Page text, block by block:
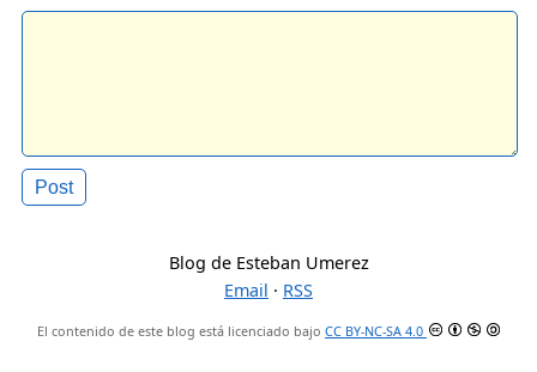
Blog de Esteban Umerez
Email · RSS
El contenido de este blog está licenciado bajoCC BY-NC-SA 4.0